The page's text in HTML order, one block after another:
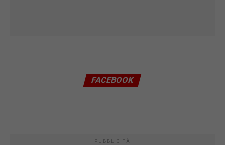
FACEBOOK
PUBBLICITÀ